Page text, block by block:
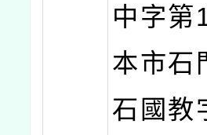
中字第
本市石
石國教